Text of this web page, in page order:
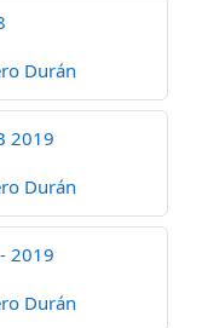
Durán
2019
Durán
2019
Durán